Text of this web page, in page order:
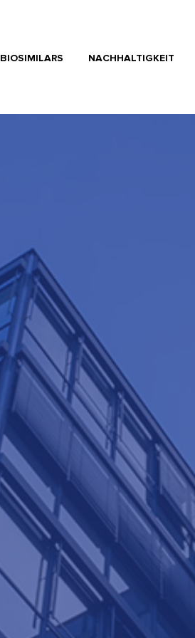
BIOSIMILARS NACHHALTIGKEIT